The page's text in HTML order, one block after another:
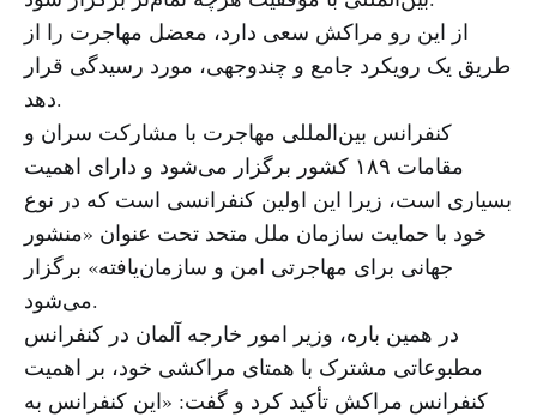
از این رو مراکش سعی دارد، معضل مهاجرت را از
طریق یک رویکرد جامع و چندوجهی، مورد رسیدگی قرار
دهد.
کنفرانس بین‌المللی مهاجرت با مشارکت سران و
مقامات ۱۸۹ کشور برگزار می‌شود و دارای اهمیت
بسیاری است، زیرا این اولین کنفرانسی است که در نوع
خود با حمایت سازمان ملل متحد تحت عنوان «منشور
جهانی برای مهاجرتی امن و سازمان‌یافته» برگزار
می‌شود.
در همین باره، وزیر امور خارجه آلمان در کنفرانس
مطبوعاتی مشترک با همتای مراکشی خود، بر اهمیت
کنفرانس مراکش تأکید کرد و گفت: «این کنفرانس به